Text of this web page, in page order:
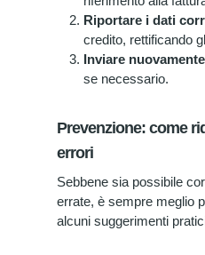
Riportare i dati
credito, rettificando
Inviare
se necessario.
Prevenzione: come
errori
Sebbene sia possibile
errate, è sempre meglio
alcuni suggerimenti